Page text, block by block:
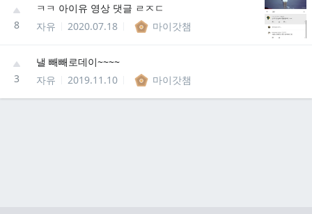
8
ㅋㅋ 아이유 영상 댓글 ㄹㅈㄷ
자유
2020.07.18 마이갓챔
3
낼 빼빼로데이~~~~
자유
2019.11.10 마이갓챔